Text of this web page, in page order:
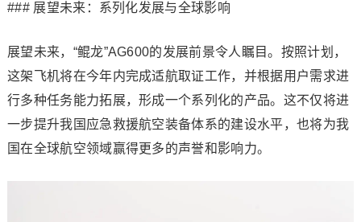
### 展望未来：系列化发展与全球影响
展望未来，“鲲龙”AG600的发展前景令人瞩目。按照计划，
这架飞机将在今年内完成适航取证工作，并根据用户需求进
行多种任务能力拓展，形成一个系列化的产品。这不仅将进
一步提升我国应急救援航空装备体系的建设水平，也将为我
国在全球航空领域赢得更多的声誉和影响力。